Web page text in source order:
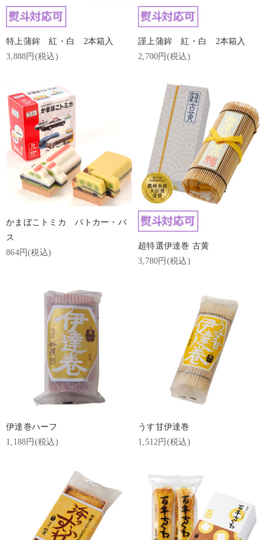
特上蒲鉾 紅・白 2本箱入
3,888円(税込)
謹上蒲鉾 紅・白 2本箱入
2,700円(税込)
かまぼこトミカ パトカー・バ
ス
864円(税込)
超特選伊達巻 古黄
3,780円(税込)
伊達巻ハーフ
1,188円(税込)
うす甘伊達巻
1,512円(税込)